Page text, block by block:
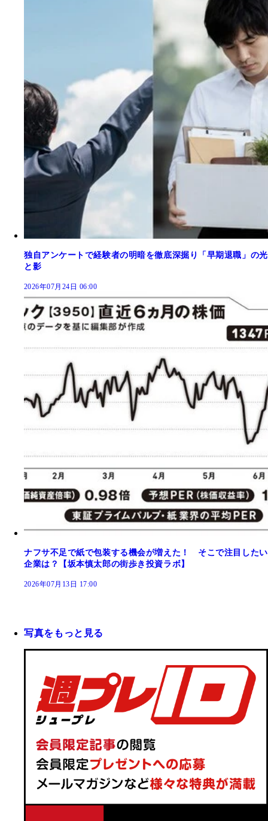
独自アンケートで経験者の明暗を徹底深掘り「早期退職」の光
と影
2026年07月24日 06:00
ナフサ不足で紙で包装する機会が増えた！ そこで注目したい
企業は？【坂本慎太郎の街歩き投資ラボ】
2026年07月13日 17:00
写真をもっと見る